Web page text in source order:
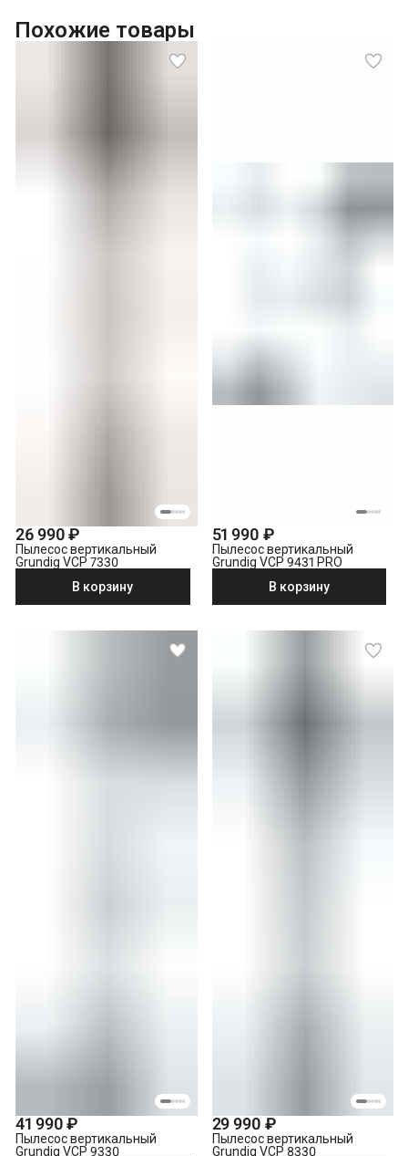
Похожие товары
26 990 ₽
Пылесос вертикальный
Grundig VCP 7330
В корзину
51 990 ₽
Пылесос вертикальный
Grundig VCP 9431 PRO
В корзину
41 990 ₽
Пылесос вертикальный
Grundig VCP 9330
29 990 ₽
Пылесос вертикальный
Grundig VCP 8330